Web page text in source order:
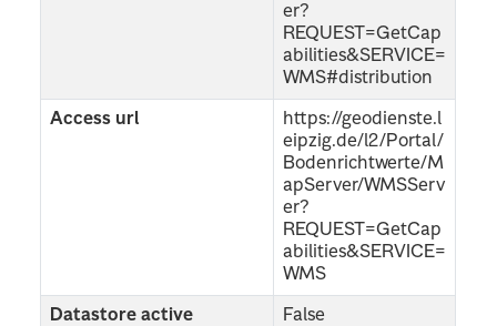
er?
REQUEST=GetCap
abilities&SERVICE=
WMS#distribution
Access url
https://geodienste.l
eipzig.de/l2/Portal/
Bodenrichtwerte/M
apServer/WMSServ
er?
REQUEST=GetCap
abilities&SERVICE=
WMS
Datastore active False